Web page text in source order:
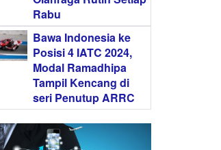
Rabu
Bawa Indonesia ke
Posisi 4 IATC 2024,
Modal Ramadhipa
Tampil Kencang di
seri Penutup ARRC